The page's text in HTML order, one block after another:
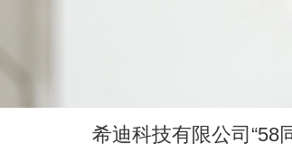
希迪科技有限公司“58